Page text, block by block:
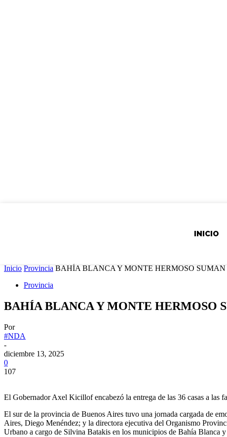
INICIO
Inicio Provincia BAHÍA BLANCA Y MONTE HERMOSO
Provincia
BAHÍA BLANCA Y MONTE HERMOSO
Por
#NDA
-
diciembre 13, 2025
0
107
El Gobernador Axel Kicillof encabezó la entrega de las 36 casas a las
El sur de la provincia de Buenos Aires tuvo una jornada cargada de
Aires, Diego Menéndez; y la directora ejecutiva del Organismo
Urbano a cargo de Silvina Batakis en los municipios de Bahía Blanca